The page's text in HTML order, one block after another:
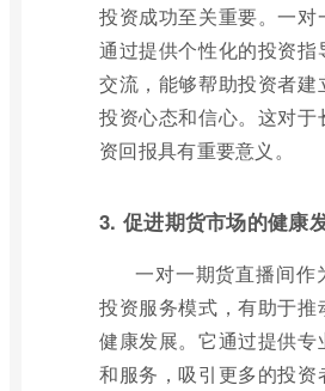
投资成功至关重要。一对
通过提供个性化的投资指
交流，能够帮助投资者建
投资心态和信心。这对于
资回报具有重要意义。
3. 促进期货市场的健康
一对一期货直播间作
投资服务模式，有助于推
健康发展。它通过提供专
和服务，吸引更多的投资